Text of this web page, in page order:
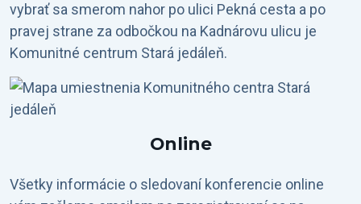
vybrať sa smerom nahor po ulici Pekná cesta a po
pravej strane za odbočkou na Kadnárovu ulicu je
Komunitné centrum Stará jedáleň.
Online
Všetky informácie o sledovaní konferencie online